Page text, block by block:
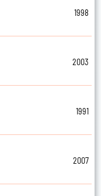
1998
2003
1991
2007